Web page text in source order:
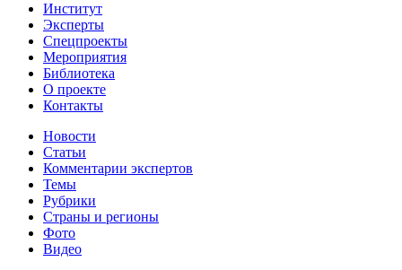
Институт
Эксперты
Спецпроекты
Мероприятия
Библиотека
О проекте
Контакты
Новости
Статьи
Комментарии экспертов
Темы
Рубрики
Страны и регионы
Фото
Видео